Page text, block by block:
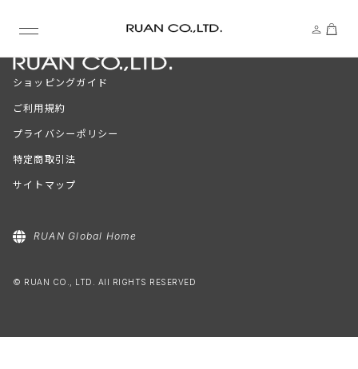
ショッピングガイド
ご利用規約
プライバシーポリシー
特定商取引法
サイトマップ
RUAN Global Home
© RUAN CO., LTD. All RIGHTS RESERVED